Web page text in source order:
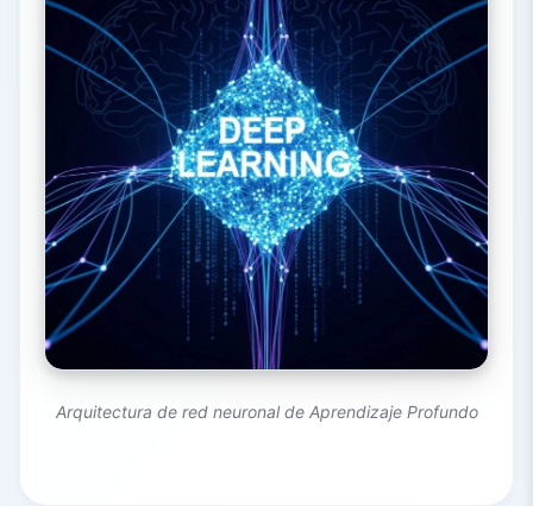
Arquitectura de red neuronal de Aprendizaje Profundo